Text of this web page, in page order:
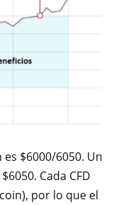
$6000/6050. Un
Cada CFD
por lo que el